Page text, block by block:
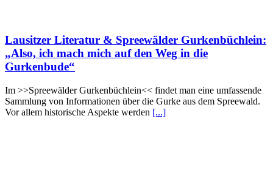
Lausitzer Literatur & Spreewälder Gurkenbüchlein:
„Also, ich mach mich auf den Weg in die
Gurkenbude“
Im >>Spreewälder Gurkenbüchlein<< findet man eine umfassende
Sammlung von Informationen über die Gurke aus dem Spreewald.
Vor allem historische Aspekte werden [...]